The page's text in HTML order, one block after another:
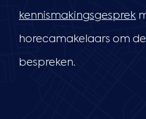
kennismakingsgesprek
horecamakelaars om
bespreken.